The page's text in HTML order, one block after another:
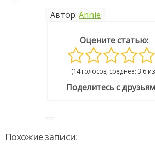
Автор: Annie
Оцените статью:
(14 голосов, среднее: 3.6
Поделитесь с
Похожие записи: